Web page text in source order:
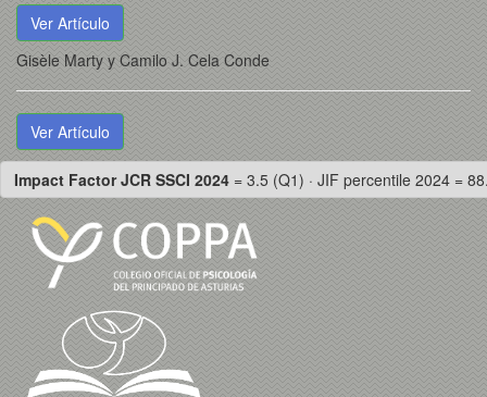
Ver Artículo
Gisèle Marty y Camilo J. Cela Conde
Ver Artículo
Impact Factor JCR SSCI 2024 = 3.5 (Q1) · JIF percentile 2024 =